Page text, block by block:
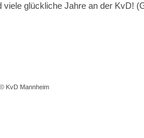
viele glückliche Jahre an der KvD!
KvD Mannheim